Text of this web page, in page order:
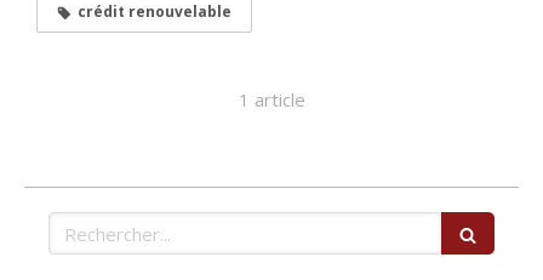
crédit renouvelable
1 article
Rechercher